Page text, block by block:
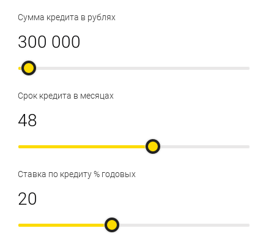
Сумма кредита в рублях
Срок кредита в месяцах
Ставка по кредиту % годовых